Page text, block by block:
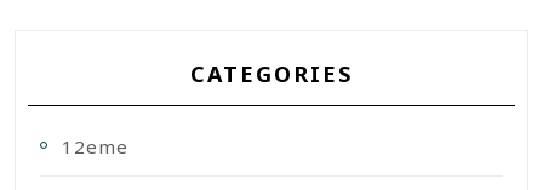
CATEGORIES
12eme